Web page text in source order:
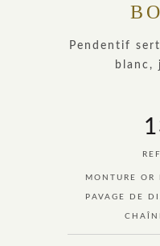
Pendentif
blanc,
MONTURE
PAVAGE DE